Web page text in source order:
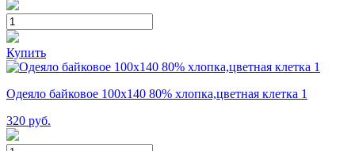
Купить
Одеяло байковое 100х140 80% хлопка,цветная клетка 1
320 руб.